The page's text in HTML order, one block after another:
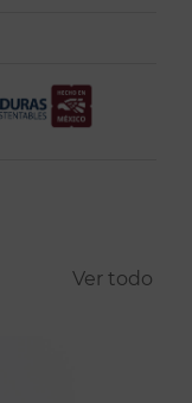
Ver todo